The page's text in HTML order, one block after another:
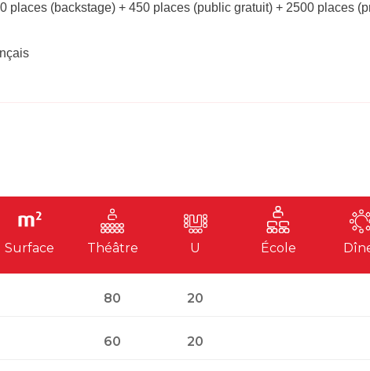
places (backstage) + 450 places (public gratuit) + 2500 places
Surface Théâtre U École
80 20
60 20